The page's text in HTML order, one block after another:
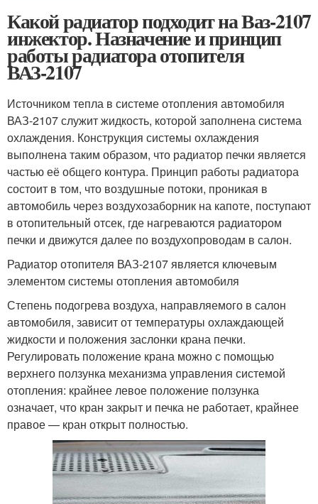
Какой радиатор подходит на Ваз-2107
инжектор. Назначение и принцип
работы радиатора отопителя
ВАЗ-2107
Источником тепла в системе отопления автомобиля
ВАЗ-2107 служит жидкость, которой заполнена система
охлаждения. Конструкция системы охлаждения
выполнена таким образом, что радиатор печки является
частью её общего контура. Принцип работы радиатора
состоит в том, что воздушные потоки, проникая в
автомобиль через воздухозаборник на капоте, поступают
в отопительный отсек, где нагреваются радиатором
печки и движутся далее по воздухопроводам в салон.
Радиатор отопителя ВАЗ-2107 является ключевым
элементом системы отопления автомобиля
Степень подогрева воздуха, направляемого в салон
автомобиля, зависит от температуры охлаждающей
жидкости и положения заслонки крана печки.
Регулировать положение крана можно с помощью
верхнего ползунка механизма управления системой
отопления: крайнее левое положение ползунка
означает, что кран закрыт и печка не работает, крайнее
правое — кран открыт полностью.